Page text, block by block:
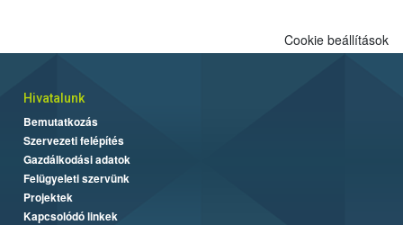
Cookie beállítások
Hivatalunk
Bemutatkozás
Szervezeti felépítés
Gazdálkodási adatok
Felügyeleti szervünk
Projektek
Kapcsolódó linkek